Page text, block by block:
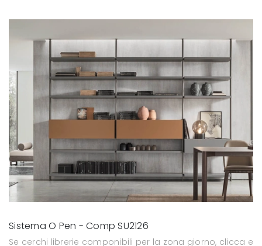
Sistema O Pen - Comp SU2126
Se cerchi librerie componibili per la zona giorno, clicca e